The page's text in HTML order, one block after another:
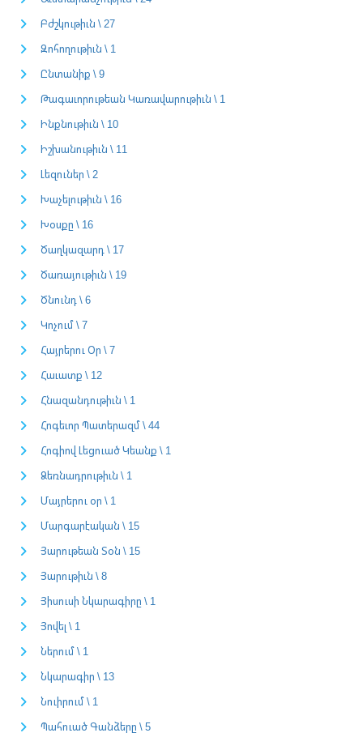
Բժշկութիւն \ 27
Զոհողութիւն \ 1
Ընտանիք \ 9
Թագաւորութեան Կառավարութիւն \ 1
Ինքնութիւն \ 10
Իշխանութիւն \ 11
Լեզուներ \ 2
Խաչելութիւն \ 16
Խօսքը \ 16
Ծաղկազարդ \ 17
Ծառայութիւն \ 19
Ծնունդ \ 6
Կոչում \ 7
Հայրերու Օր \ 7
Հաւատք \ 12
Հնազանդութիւն \ 1
Հոգեւոր Պատերազմ \ 44
Հոգիով Լեցուած Կեանք \ 1
Ձեռնադրութիւն \ 1
Մայրերու օր \ 1
Մարգարէական \ 15
Յարութեան Տօն \ 15
Յարութիւն \ 8
Յիսուսի Նկարագիրը \ 1
Յովել \ 1
Ներում \ 1
Նկարագիր \ 13
Նուիրում \ 1
Պահուած Գանձերը \ 5